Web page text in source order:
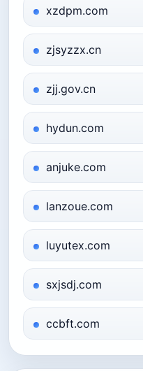
xzdpm.com
zjsyzzx.cn
zjj.gov.cn
hydun.com
anjuke.com
lanzoue.com
luyutex.com
sxjsdj.com
ccbft.com